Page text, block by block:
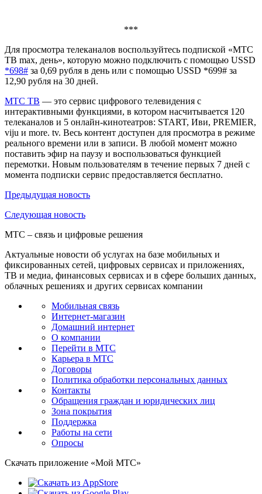
***
Для просмотра телеканалов воспользуйтесь подпиской «МТС
ТВ max, день», которую можно подключить с помощью USSD
*698# за 0,69 рубля в день или с помощью USSD *699# за
12,90 рубля на 30 дней.
МТС ТВ — это сервис цифрового телевидения с
интерактивными функциями, в котором насчитывается 120
телеканалов и 5 онлайн-кинотеатров: START, Иви, PREMIER,
viju и more. tv. Весь контент доступен для просмотра в режиме
реального времени или в записи. В любой момент можно
поставить эфир на паузу и воспользоваться функцией
перемотки. Новым пользователям в течение первых 7 дней с
момента подписки сервис предоставляется бесплатно.
Предыдущая новость
Следующая новость
МТС – связь и цифровые решения
Актуальные новости об услугах на базе мобильных и
фиксированных сетей, цифровых сервисах и приложениях,
ТВ и медиа, финансовых сервисах и в сфере больших данных,
облачных решениях и других сервисах компании
Мобильная связь
Интернет-магазин
Домашний интернет
О компании
Перейти в МТС
Карьера в МТС
Договоры
Политика обработки персональных данных
Контакты
Обращения граждан и юридических лиц
Зона покрытия
Поддержка
Работы на сети
Опросы
Скачать приложение «Мой МТС»